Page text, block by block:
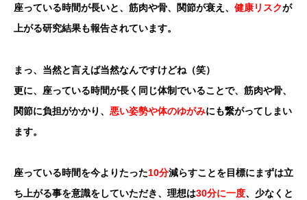
座っている時間が長いと、筋肉や骨、関節が衰え、 健康リスクが
上がる研究結果も報告されています。
まっ、当然と言えば当然なんですけどね（笑）
更に、座っている時間が長く同じ体制でいることで、筋肉や骨、
関節に負担がかかり、 悪い姿勢や体のゆがみにも繋がってしまい
ます。
座っている時間を今よりたった10分減らすことを目標にまずは立
ち上がる事を意識をしていただき、理想は30分に一度、少なくと